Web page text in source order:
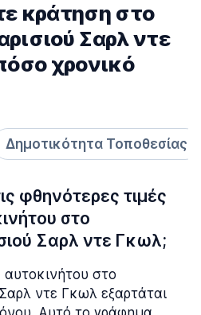
κράτηση στο
Σαρλ ντε
χρονικό
Δημοτικότητα Τοποθεσίας
φθηνότερες τιμές
στο
Σαρλ ντε Γκωλ;
αυτοκινήτου στο
ντε Γκωλ εξαρτάται